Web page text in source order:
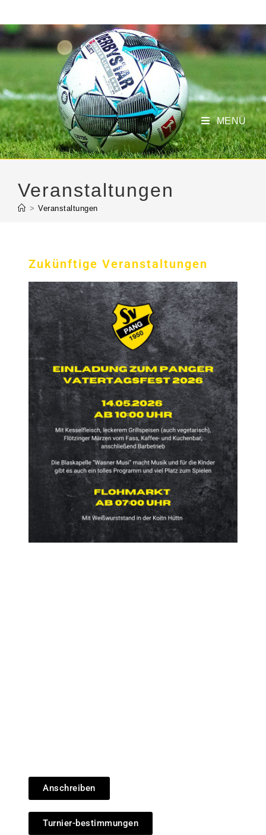
MENÜ
Veranstaltungen
> Veranstaltungen
Zukünftige Veranstaltungen
Anschreiben
Turnier-bestimmungen